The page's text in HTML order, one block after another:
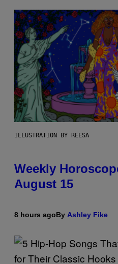
ILLUSTRATION BY REESA
Weekly
August 15
8 hours agoBy Ashley Fike